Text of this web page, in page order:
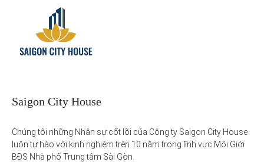
Saigon City House
Chúng tôi những Nhân sự cốt lõi của Công ty Saigon City House
luôn tự hào với kinh nghiệm trên 10 năm trong lĩnh vực Môi Giới
BĐS Nhà phố Trung tâm Sài Gòn.